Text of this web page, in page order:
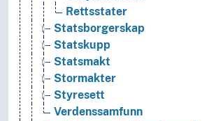
Rettsstater
Statsborgerskap
Statskupp
Statsmakt
Stormakter
Styresett
Verdenssamfunn